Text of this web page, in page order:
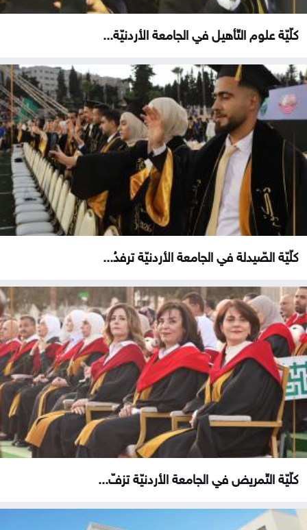
كلّيّة علوم التّأهيل في الجامعة الأردنيّة...
كلّيّة الصّيدلة في الجامعة الأردنيّة ترفدُ...
كلّيّة التّمريض في الجامعة الأردنيّة تزفّ...